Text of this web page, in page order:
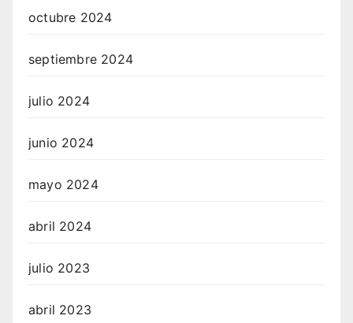
octubre 2024
septiembre 2024
julio 2024
junio 2024
mayo 2024
abril 2024
julio 2023
abril 2023